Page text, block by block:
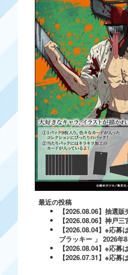
最近の投稿
【2026.08.06】抽選
【2026.08.06】神戸
【2026.08.04】※応
ブラッキー 」 2026年
【2026.08.04】※応
【2026.07.31】※応